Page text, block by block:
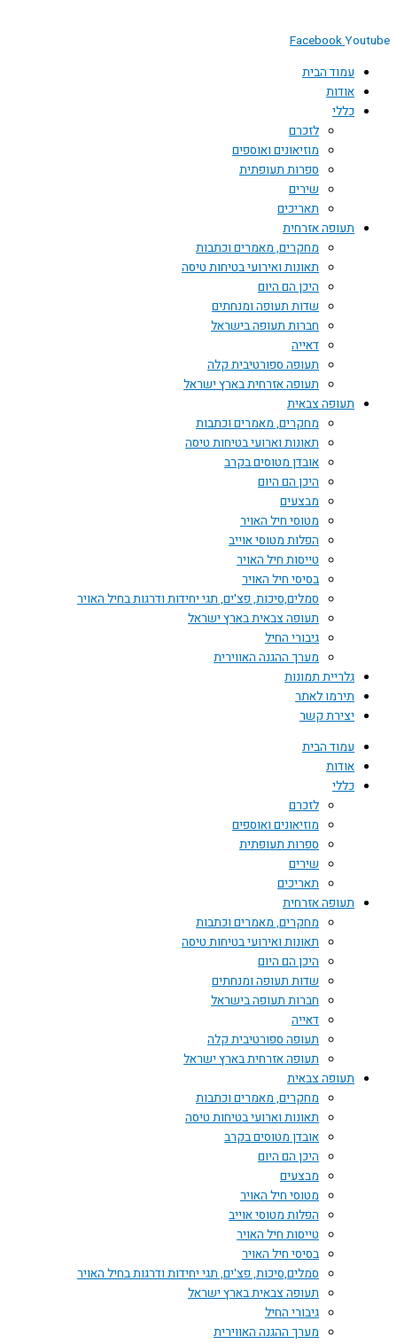
Facebook
עמוד הבית
אודות
כללי
לזכרם
מוזיאונים ואוספים
ספרות תעופתית
שירים
תאריכים
תעופה אזרחית
מחקרים, מאמרים וכתבות
תאונות ואירועי בטיחות טיסה
היכן הם היום
שדות תעופה ומנחתים
חברות תעופה בישראל
דאייה
תעופה ספורטיבית קלה
תעופה אזרחית בארץ ישראל
תעופה צבאית
מחקרים, מאמרים וכתבות
תאונות וארועי בטיחות טיסה
אובדן מטוסים בקרב
היכן הם היום
מבצעים
מטוסי חיל האויר
הפלות מטוסי אוייב
טייסות חיל האויר
בסיסי חיל האויר
סמלים,סיכות, פצ'ים, תגי יחידות ודרגות בחיל האויר
תעופה צבאית בארץ ישראל
גיבורי החיל
מערך ההגנה האווירית
גלריית תמונות
תירמו לאתר
יצירת קשר
עמוד הבית
אודות
כללי
לזכרם
מוזיאונים ואוספים
ספרות תעופתית
שירים
תאריכים
תעופה אזרחית
מחקרים, מאמרים וכתבות
תאונות ואירועי בטיחות טיסה
היכן הם היום
שדות תעופה ומנחתים
חברות תעופה בישראל
דאייה
תעופה ספורטיבית קלה
תעופה אזרחית בארץ ישראל
תעופה צבאית
מחקרים, מאמרים וכתבות
תאונות וארועי בטיחות טיסה
אובדן מטוסים בקרב
היכן הם היום
מבצעים
מטוסי חיל האויר
הפלות מטוסי אוייב
טייסות חיל האויר
בסיסי חיל האויר
סמלים,סיכות, פצ'ים, תגי יחידות ודרגות בחיל האויר
תעופה צבאית בארץ ישראל
גיבורי החיל
מערך ההגנה האווירית